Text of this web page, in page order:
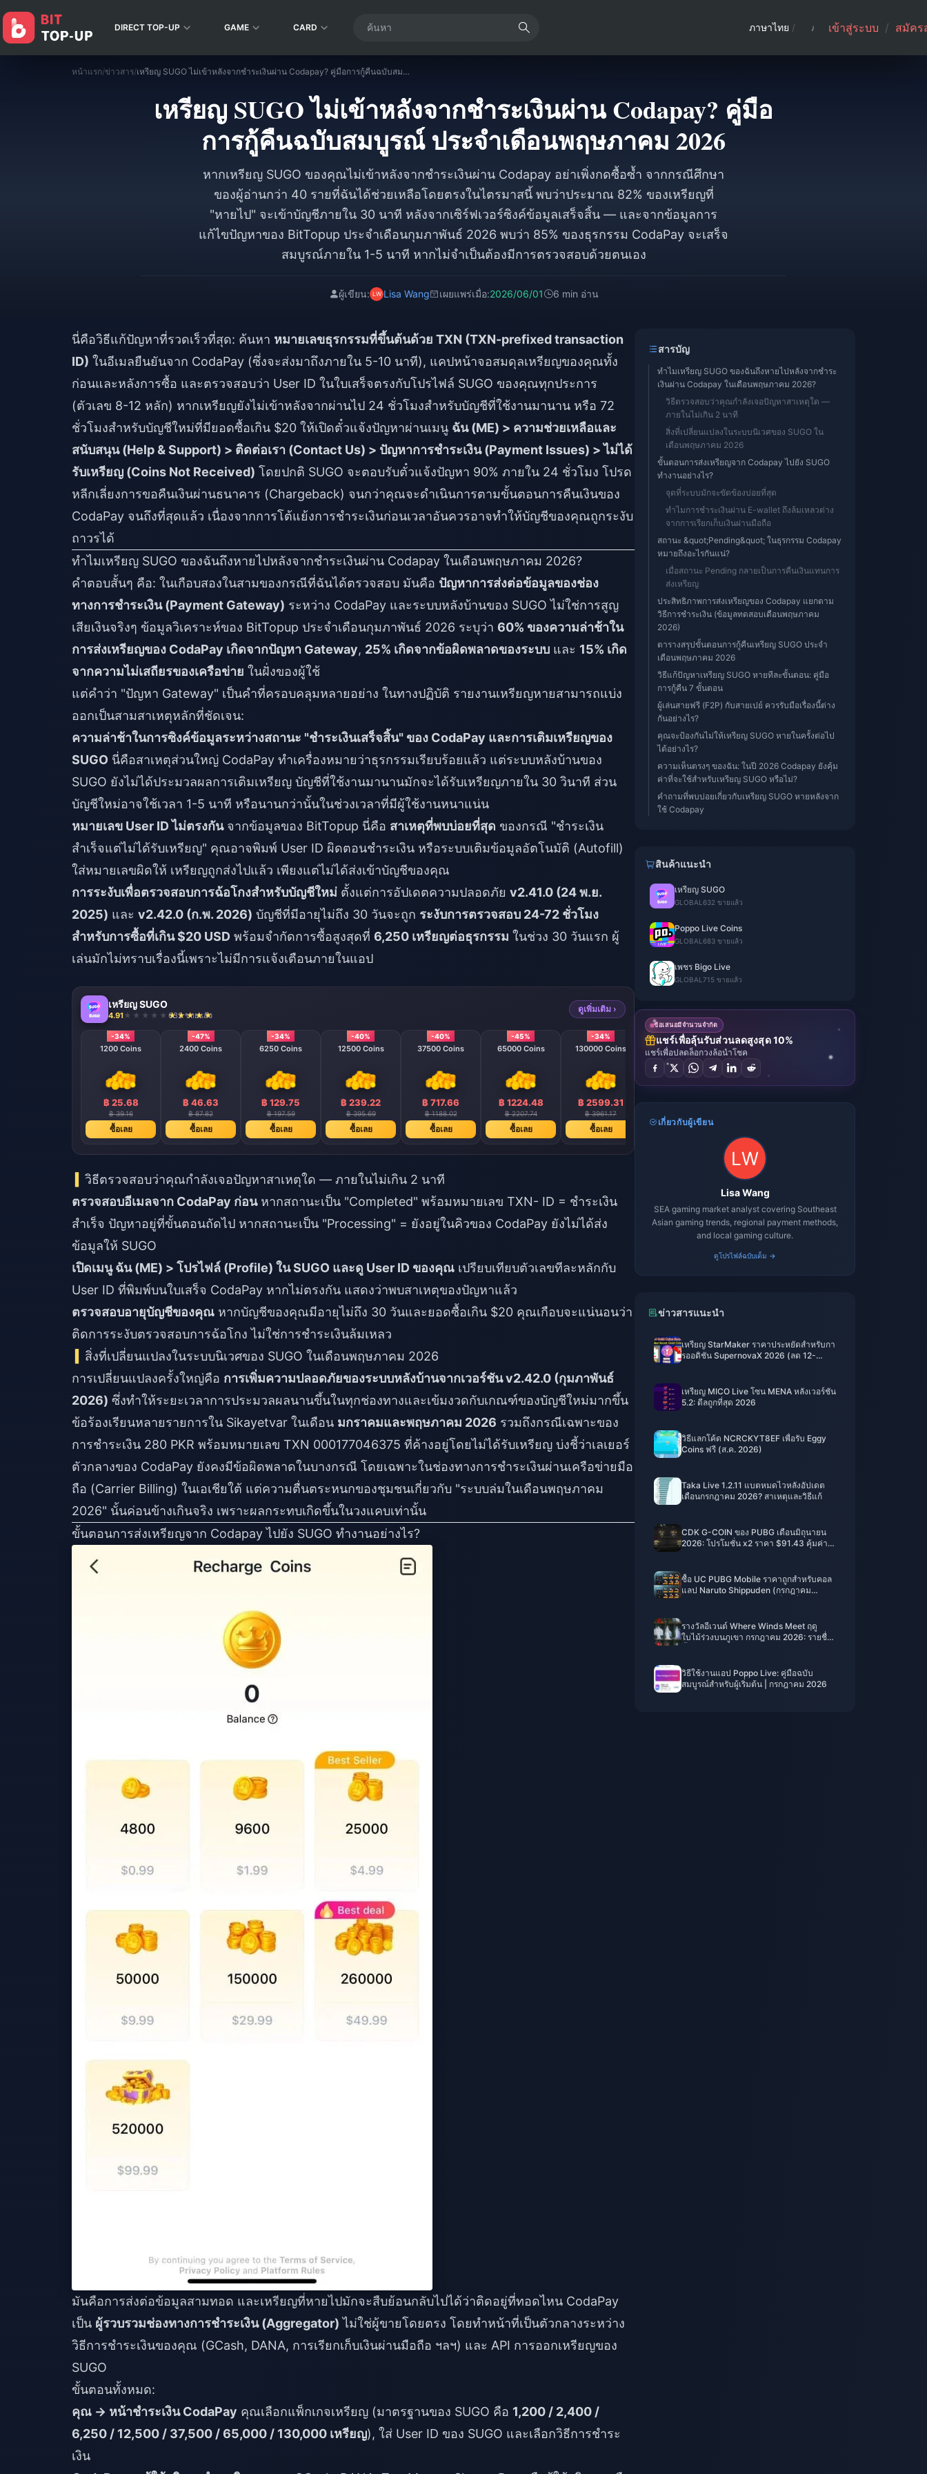
DIRECT TOP-UP GAME CARD ภาษาไทย / เข้าสู่ระบบ / สมัคร
หน้าแรก/ข่าวสาร/ เหรียญ SUGO ไม่เข้าหลังจากชำระเงินผ่าน Codapay? คู่มือการกู้คืนฉบับสมบูรณ์ ประจำเดือนพฤษภาคม 2026
เหรียญ SUGO ไม่เข้าหลังจากชำระเงินผ่าน Codapay? คู่มือ
การกู้คืนฉบับสมบูรณ์ ประจำเดือนพฤษภาคม 2026
หากเหรียญ SUGO ของคุณไม่เข้าหลังจากชำระเงินผ่าน Codapay อย่าเพิ่งกดซื้อซ้ำ จากกรณีศึกษา
ของผู้อ่านกว่า 40 รายที่ฉันได้ช่วยเหลือโดยตรงในไตรมาสนี้ พบว่าประมาณ 82% ของเหรียญที่
"หายไป" จะเข้าบัญชีภายใน 30 นาที หลังจากเซิร์ฟเวอร์ซิงค์ข้อมูลเสร็จสิ้น — และจากข้อมูลการ
แก้ไขปัญหาของ BitTopup ประจำเดือนกุมภาพันธ์ 2026 พบว่า 85% ของธุรกรรม CodaPay จะเสร็จ
สมบูรณ์ภายใน 1-5 นาที หากไม่จำเป็นต้องมีการตรวจสอบด้วยตนเอง
ผู้เขียน: Lisa Wang เผยแพร่เมื่อ:2026/06/01 6 min อ่าน
นี่คือวิธีแก้ปัญหาที่รวดเร็วที่สุด: ค้นหา หมายเลขธุรกรรมที่ขึ้นต้นด้วย TXN (TXN-prefixed transaction
ID) ในอีเมลยืนยันจาก CodaPay (ซึ่งจะส่งมาถึงภายใน 5-10 นาที), แคปหน้าจอสมดุลเหรียญของคุณทั้ง
ก่อนและหลังการซื้อ และตรวจสอบว่า User ID ในใบเสร็จตรงกับโปรไฟล์ SUGO ของคุณทุกประการ
(ตัวเลข 8-12 หลัก) หากเหรียญยังไม่เข้าหลังจากผ่านไป 24 ชั่วโมงสำหรับบัญชีที่ใช้งานมานาน หรือ 72
ชั่วโมงสำหรับบัญชีใหม่ที่มียอดซื้อเกิน $20 ให้เปิดตั๋วแจ้งปัญหาผ่านเมนู ฉัน (ME) > ความช่วยเหลือและ
สนับสนุน (Help & Support) > ติดต่อเรา (Contact Us) > ปัญหาการชำระเงิน (Payment Issues) > ไม่ได้
รับเหรียญ (Coins Not Received) โดยปกติ SUGO จะตอบรับตั๋วแจ้งปัญหา 90% ภายใน 24 ชั่วโมง โปรด
หลีกเลี่ยงการขอคืนเงินผ่านธนาคาร (Chargeback) จนกว่าคุณจะดำเนินการตามขั้นตอนการคืนเงินของ
CodaPay จนถึงที่สุดแล้ว เนื่องจากการโต้แย้งการชำระเงินก่อนเวลาอันควรอาจทำให้บัญชีของคุณถูกระงับ
ถาวรได้
ทำไมเหรียญ SUGO ของฉันถึงหายไปหลังจากชำระเงินผ่าน Codapay ในเดือนพฤษภาคม 2026?
คำตอบสั้นๆ คือ: ในเกือบสองในสามของกรณีที่ฉันได้ตรวจสอบ มันคือ ปัญหาการส่งต่อข้อมูลของช่อง
ทางการชำระเงิน (Payment Gateway) ระหว่าง CodaPay และระบบหลังบ้านของ SUGO ไม่ใช่การสูญ
เสียเงินจริงๆ ข้อมูลวิเคราะห์ของ BitTopup ประจำเดือนกุมภาพันธ์ 2026 ระบุว่า 60% ของความล่าช้าใน
การส่งเหรียญของ CodaPay เกิดจากปัญหา Gateway, 25% เกิดจากข้อผิดพลาดของระบบ และ 15% เกิด
จากความไม่เสถียรของเครือข่าย ในฝั่งของผู้ใช้
แต่คำว่า "ปัญหา Gateway" เป็นคำที่ครอบคลุมหลายอย่าง ในทางปฏิบัติ รายงานเหรียญหายสามารถแบ่ง
ออกเป็นสามสาเหตุหลักที่ชัดเจน:
ความล่าช้าในการซิงค์ข้อมูลระหว่างสถานะ "ชำระเงินเสร็จสิ้น" ของ CodaPay และการเติมเหรียญของ
SUGO นี่คือสาเหตุส่วนใหญ่ CodaPay ทำเครื่องหมายว่าธุรกรรมเรียบร้อยแล้ว แต่ระบบหลังบ้านของ
SUGO ยังไม่ได้ประมวลผลการเติมเหรียญ บัญชีที่ใช้งานมานานมักจะได้รับเหรียญภายใน 30 วินาที ส่วน
บัญชีใหม่อาจใช้เวลา 1-5 นาที หรือนานกว่านั้นในช่วงเวลาที่มีผู้ใช้งานหนาแน่น
หมายเลข User ID ไม่ตรงกันจากข้อมูลของ BitTopup นี่คือ สาเหตุที่พบบ่อยที่สุด ของกรณี "ชำระเงิน
สำเร็จแต่ไม่ได้รับเหรียญ" คุณอาจพิมพ์ User ID ผิดตอนชำระเงิน หรือระบบเติมข้อมูลอัตโนมัติ (Autofill)
ใส่หมายเลขผิดให้ เหรียญถูกส่งไปแล้ว เพียงแต่ไม่ได้ส่งเข้าบัญชีของคุณ
การระงับเพื่อตรวจสอบการฉ้อโกงสำหรับบัญชีใหม่ ตั้งแต่การอัปเดตความปลอดภัย v2.41.0 (24 พ.ย.
2025) และ v2.42.0 (ก.พ. 2026) บัญชีที่มีอายุไม่ถึง 30 วันจะถูก ระงับการตรวจสอบ 24-72 ชั่วโมง
สำหรับการซื้อที่เกิน $20 USD พร้อมจำกัดการซื้อสูงสุดที่ 6,250 เหรียญต่อธุรกรรม ในช่วง 30 วันแรก ผู้
เล่นมักไม่ทราบเรื่องนี้เพราะไม่มีการแจ้งเตือนภายในแอป
เหรียญ SUGO
4.91 632 ขายแล้ว
ดูเพิ่มเติม ›
-34%
1200 Coins
฿ 25.68
฿ 39.16
ซื้อเลย
-47%
2400 Coins
฿ 46.63
฿ 87.82
ซื้อเลย
-34%
6250 Coins
฿ 129.75
฿ 197.59
ซื้อเลย
-40%
12500 Coins
฿ 239.22
฿ 395.69
ซื้อเลย
-40%
37500 Coins
฿ 717.66
฿ 1188.02
ซื้อเลย
-45%
65000 Coins
฿ 1224.48
฿ 2207.74
ซื้อเลย
-34%
130000 Coins
฿ 2599.31
฿ 3961.17
ซื้อเลย
วิธีตรวจสอบว่าคุณกำลังเจอปัญหาสาเหตุใด — ภายในไม่เกิน 2 นาที
ตรวจสอบอีเมลจาก CodaPay ก่อนหากสถานะเป็น "Completed" พร้อมหมายเลข TXN- ID = ชำระเงิน
สำเร็จ ปัญหาอยู่ที่ขั้นตอนถัดไป หากสถานะเป็น "Processing" = ยังอยู่ในคิวของ CodaPay ยังไม่ได้ส่ง
ข้อมูลให้ SUGO
เปิดเมนู ฉัน (ME) > โปรไฟล์ (Profile) ใน SUGO และดู User ID ของคุณ เปรียบเทียบตัวเลขทีละหลักกับ
User ID ที่พิมพ์บนใบเสร็จ CodaPay หากไม่ตรงกัน แสดงว่าพบสาเหตุของปัญหาแล้ว
ตรวจสอบอายุบัญชีของคุณ หากบัญชีของคุณมีอายุไม่ถึง 30 วันและยอดซื้อเกิน $20 คุณเกือบจะแน่นอนว่า
ติดการระงับตรวจสอบการฉ้อโกง ไม่ใช่การชำระเงินล้มเหลว
สิ่งที่เปลี่ยนแปลงในระบบนิเวศของ SUGO ในเดือนพฤษภาคม 2026
การเปลี่ยนแปลงครั้งใหญ่คือ การเพิ่มความปลอดภัยของระบบหลังบ้านจากเวอร์ชัน v2.42.0 (กุมภาพันธ์
2026) ซึ่งทำให้ระยะเวลาการประมวลผลนานขึ้นในทุกช่องทางและเข้มงวดกับเกณฑ์ของบัญชีใหม่มากขึ้น
ข้อร้องเรียนหลายรายการใน Sikayetvar ในเดือน มกราคมและพฤษภาคม 2026 รวมถึงกรณีเฉพาะของ
การชำระเงิน 280 PKR พร้อมหมายเลข TXN 000177046375 ที่ค้างอยู่โดยไม่ได้รับเหรียญ บ่งชี้ว่าเลเยอร์
ตัวกลางของ CodaPay ยังคงมีข้อผิดพลาดในบางกรณี โดยเฉพาะในช่องทางการชำระเงินผ่านเครือข่ายมือ
ถือ (Carrier Billing) ในเอเชียใต้ แต่ความตื่นตระหนกของชุมชนเกี่ยวกับ "ระบบล่มในเดือนพฤษภาคม
2026" นั้นค่อนข้างเกินจริง เพราะผลกระทบเกิดขึ้นในวงแคบเท่านั้น
ขั้นตอนการส่งเหรียญจาก Codapay ไปยัง SUGO ทำงานอย่างไร?
มันคือการส่งต่อข้อมูลสามทอด และเหรียญที่หายไปมักจะสืบย้อนกลับไปได้ว่าติดอยู่ที่ทอดไหน CodaPay
เป็น ผู้รวบรวมช่องทางการชำระเงิน (Aggregator) ไม่ใช่ผู้ขายโดยตรง โดยทำหน้าที่เป็นตัวกลางระหว่าง
วิธีการชำระเงินของคุณ (GCash, DANA, การเรียกเก็บเงินผ่านมือถือ ฯลฯ) และ API การออกเหรียญของ
SUGO
ขั้นตอนทั้งหมด:
คุณ → หน้าชำระเงิน CodaPay คุณเลือกแพ็กเกจเหรียญ (มาตรฐานของ SUGO คือ 1,200 / 2,400 /
6,250 / 12,500 / 37,500 / 65,000 / 130,000 เหรียญ), ใส่ User ID ของ SUGO และเลือกวิธีการชำระ
เงิน
สารบัญ
ทำไมเหรียญ SUGO ของฉันถึงหายไปหลังจากชำระ
เงินผ่าน Codapay ในเดือนพฤษภาคม 2026?
วิธีตรวจสอบว่าคุณกำลังเจอปัญหาสาเหตุใด —
ภายในไม่เกิน 2 นาที
สิ่งที่เปลี่ยนแปลงในระบบนิเวศของ SUGO ใน
เดือนพฤษภาคม 2026
ขั้นตอนการส่งเหรียญจาก Codapay ไปยัง SUGO
ทำงานอย่างไร?
จุดที่ระบบมักจะขัดข้องบ่อยที่สุด
ทำไมการชำระเงินผ่าน E-wallet ถึงล้มเหลวต่าง
จากการเรียกเก็บเงินผ่านมือถือ
สถานะ &quot;Pending&quot; ในธุรกรรม Codapay
หมายถึงอะไรกันแน่?
เมื่อสถานะ Pending กลายเป็นการคืนเงินแทนการ
ส่งเหรียญ
ประสิทธิภาพการส่งเหรียญของ Codapay แยกตาม
วิธีการชำระเงิน (ข้อมูลทดสอบเดือนพฤษภาคม
2026)
ตารางสรุปขั้นตอนการกู้คืนเหรียญ SUGO ประจำ
เดือนพฤษภาคม 2026
วิธีแก้ปัญหาเหรียญ SUGO หายทีละขั้นตอน: คู่มือ
การกู้คืน 7 ขั้นตอน
ผู้เล่นสายฟรี (F2P) กับสายเปย์ ควรรับมือเรื่องนี้ต่าง
กันอย่างไร?
คุณจะป้องกันไม่ให้เหรียญ SUGO หายในครั้งต่อไป
ได้อย่างไร?
ความเห็นตรงๆ ของฉัน: ในปี 2026 Codapay ยังคุ้ม
ค่าที่จะใช้สำหรับเหรียญ SUGO หรือไม่?
คำถามที่พบบ่อยเกี่ยวกับเหรียญ SUGO หายหลังจาก
ใช้ Codapay
สินค้าแนะนำ
เหรียญ SUGO
GLOBAL 632 ขายแล้ว
Poppo Live Coins
GLOBAL 683 ขายแล้ว
เพชร Bigo Live
GLOBAL 715 ขายแล้ว
ข้อเสนอมีจำนวนจำกัด
แชร์เพื่อลุ้นรับส่วนลดสูงสุด 10%
แชร์เพื่อปลดล็อกวงล้อนำโชค
เกี่ยวกับผู้เขียน
Lisa Wang
SEA gaming market analyst covering Southeast
Asian gaming trends, regional payment methods,
and local gaming culture.
ดูโปรไฟล์ฉบับเต็ม →
ข่าวสารแนะนำ
เหรียญ StarMaker ราคาประหยัดสำหรับกา
รออดิชัน SupernovaX 2026 (ลด 12-
เหรียญ MICO Live โซน MENA หลังเวอร์ชัน
5.2: ดีลถูกที่สุด 2026
วิธีแลกโค้ด NCRCKYT8EF เพื่อรับ Eggy
Coins ฟรี (ส.ค. 2026)
Taka Live 1.2.11 แบตหมดไวหลังอัปเดต
เดือนกรกฎาคม 2026? สาเหตุและวิธีแก้
CDK G-COIN ของ PUBG เดือนมิถุนายน
2026: โปรโมชั่น x2 ราคา $91.43 คุ้มค่า
ซื้อ UC PUBG Mobile ราคาถูกสำหรับคอล
แลป Naruto Shippuden (กรกฎาคม
รางวัลอีเวนต์ Where Winds Meet ฤดู
ใบไม้ร่วงบนภูเขา กรกฎาคม 2026: รายชื่อ
วิธีใช้งานแอป Poppo Live: คู่มือฉบับ
สมบูรณ์สำหรับผู้เริ่มต้น | กรกฎาคม 2026